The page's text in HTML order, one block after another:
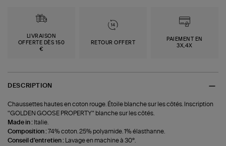
LIVRAISON
OFFERTE DÈS 150
€
RETOUR OFFERT
PAIEMENT EN
3X,4X
DESCRIPTION
Chaussettes hautes en coton rouge. Étoile blanche sur les côtés. Inscription
"GOLDEN GOOSE PROPERTY" blanche sur les côtés.
Made in : Italie.
Composition :74% coton. 25% polyamide. 1% élasthanne.
Conseil d'entretien :
Lavage en machine à 30°.